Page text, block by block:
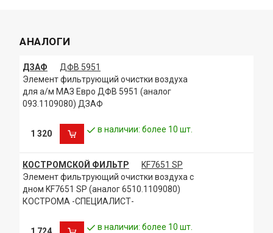
АНАЛОГИ
ДЗАФ
ДФВ 5951
Элемент фильтрующий очистки воздуха
для а/м МАЗ Евро ДФВ 5951 (аналог
093.1109080) ДЗАФ
1 320 в наличии: более 10 шт.
КОСТРОМСКОЙ ФИЛЬТР
KF7651 SP
Элемент фильтрующий очистки воздуха с
дном KF7651 SP (аналог 6510.1109080)
КОСТРОМА -СПЕЦИАЛИСТ-
1 724 в наличии: более 10 шт.